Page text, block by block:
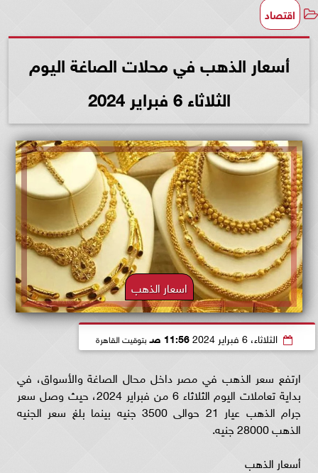
اقتصاد
أسعار الذهب في محلات الصاغة اليوم
الثلاثاء 6 فبراير 2024
اسعار الذهب
الثلاثاء، 6 فبراير 2024 11:56 صـ بتوقيت القاهرة
ارتفع سعر الذهب في مصر داخل محال الصاغة والأسواق، في
بداية تعاملات اليوم الثلاثاء 6 من فبراير 2024، حيث وصل سعر
جرام الذهب عيار 21 حوالى 3500 جنيه بينما بلغ سعر الجنيه
الذهب 28000 جنيه.
أسعار الذهب